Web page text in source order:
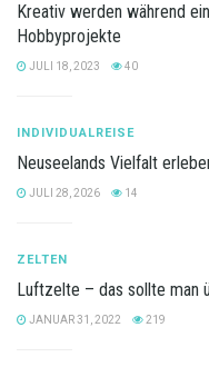
Kreativ werden während
Hobbyprojekte
JULI 18, 2023 40
INDIVIDUALREISE
Neuseelands Vielfalt
JULI 28, 2026 14
ZELTEN
Luftzelte – das sollte man
JANUAR 31, 2022 219